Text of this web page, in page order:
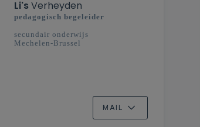
Li'sVerheyden
pedagogisch begeleider
secundair onderwijs
Mechelen-Brussel
MAIL